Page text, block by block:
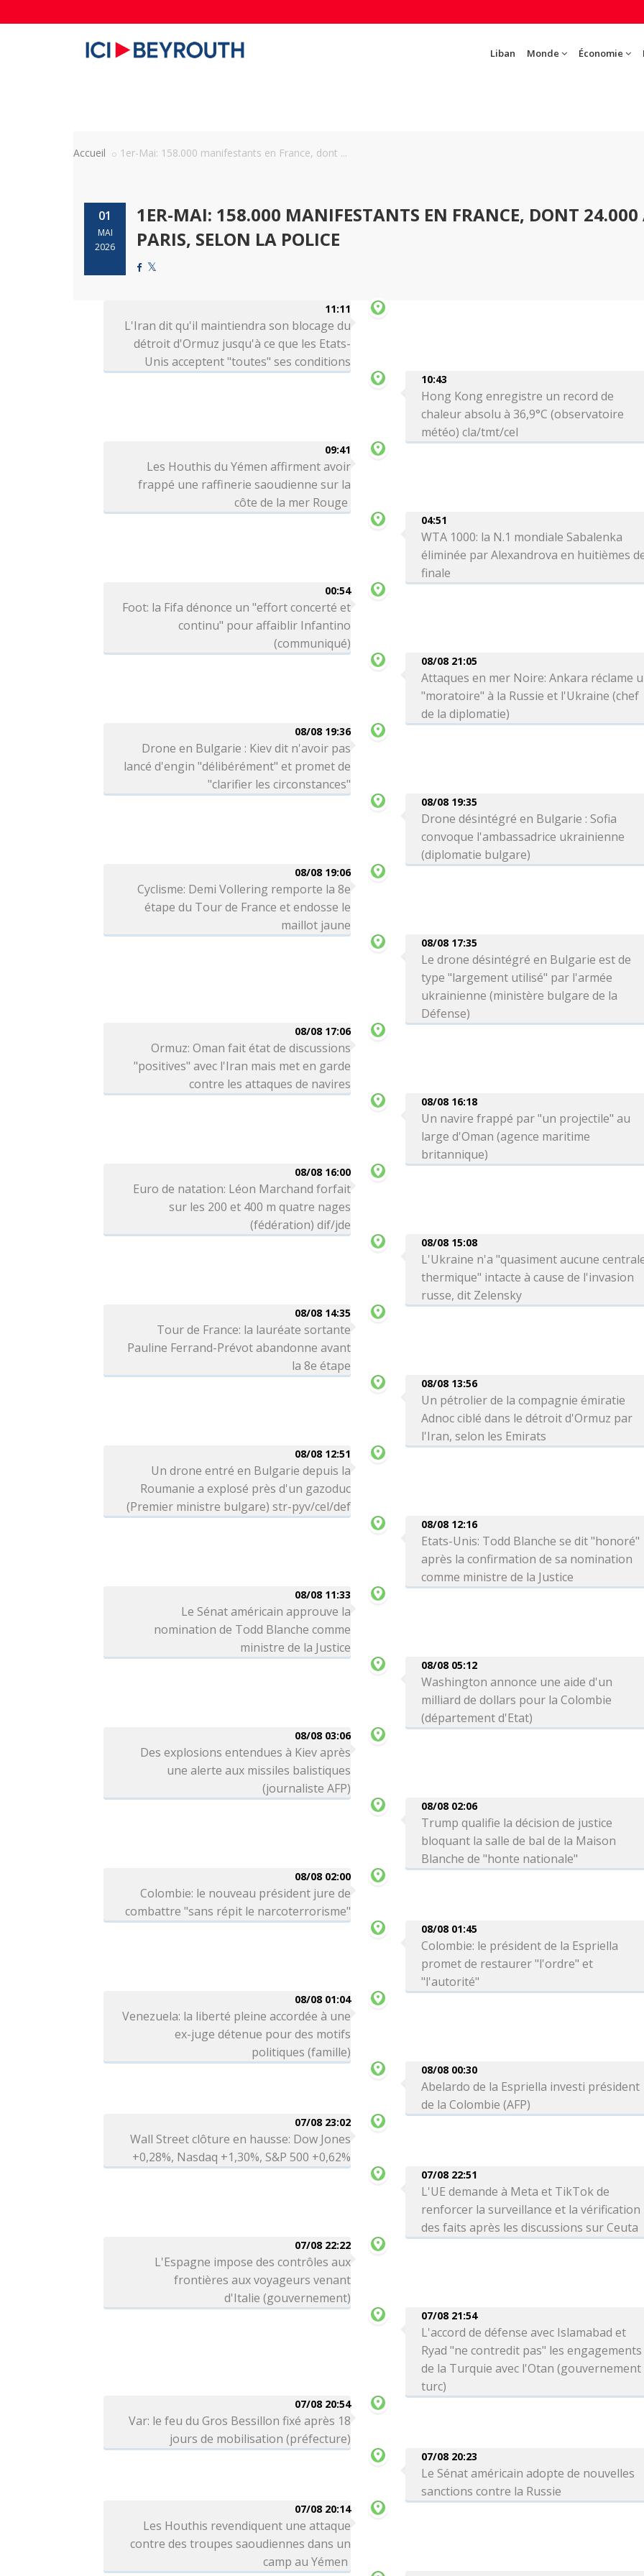
Liban Monde Économie
Accueil 1er-Mai: 158.000 manifestants en France, dont ...
01
MAI
2026
1ER-MAI: 158.000 MANIFESTANTS EN FRANCE, DONT 24.000
PARIS, SELON LA POLICE
11:11
L'Iran dit qu'il maintiendra son blocage du
détroit d'Ormuz jusqu'à ce que les Etats-
Unis acceptent "toutes" ses conditions
10:43
Hong Kong enregistre un record de
chaleur absolu à 36,9°C (observatoire
météo) cla/tmt/cel
09:41
Les Houthis du Yémen affirment avoir
frappé une raffinerie saoudienne sur la
côte de la mer Rouge
04:51
WTA 1000: la N.1 mondiale Sabalenka
éliminée par Alexandrova en huitièmes
finale
00:54
Foot: la Fifa dénonce un "effort concerté et
continu" pour affaiblir Infantino
(communiqué)
08/08 21:05
Attaques en mer Noire: Ankara réclame
"moratoire" à la Russie et l'Ukraine (chef
de la diplomatie)
08/08 19:36
Drone en Bulgarie : Kiev dit n'avoir pas
lancé d'engin "délibérément" et promet de
"clarifier les circonstances"
08/08 19:35
Drone désintégré en Bulgarie : Sofia
convoque l'ambassadrice ukrainienne
(diplomatie bulgare)
08/08 19:06
Cyclisme: Demi Vollering remporte la 8e
étape du Tour de France et endosse le
maillot jaune
08/08 17:35
Le drone désintégré en Bulgarie est de
type "largement utilisé" par l'armée
ukrainienne (ministère bulgare de la
Défense)
08/08 17:06
Ormuz: Oman fait état de discussions
"positives" avec l'Iran mais met en garde
contre les attaques de navires
08/08 16:18
Un navire frappé par "un projectile" au
large d'Oman (agence maritime
britannique)
08/08 16:00
Euro de natation: Léon Marchand forfait
sur les 200 et 400 m quatre nages
(fédération) dif/jde
08/08 15:08
L'Ukraine n'a "quasiment aucune
thermique" intacte à cause de l'invasion
russe, dit Zelensky
08/08 14:35
Tour de France: la lauréate sortante
Pauline Ferrand-Prévot abandonne avant
la 8e étape
08/08 13:56
Un pétrolier de la compagnie émiratie
Adnoc ciblé dans le détroit d'Ormuz par
l'Iran, selon les Emirats
08/08 12:51
Un drone entré en Bulgarie depuis la
Roumanie a explosé près d'un gazoduc
(Premier ministre bulgare) str-pyv/cel/def
08/08 12:16
Etats-Unis: Todd Blanche se dit "honoré"
après la confirmation de sa nomination
comme ministre de la Justice
08/08 11:33
Le Sénat américain approuve la
nomination de Todd Blanche comme
ministre de la Justice
08/08 05:12
Washington annonce une aide d'un
milliard de dollars pour la Colombie
(département d'Etat)
08/08 03:06
Des explosions entendues à Kiev après
une alerte aux missiles balistiques
(journaliste AFP)
08/08 02:06
Trump qualifie la décision de justice
bloquant la salle de bal de la Maison
Blanche de "honte nationale"
08/08 02:00
Colombie: le nouveau président jure de
combattre "sans répit le narcoterrorisme"
08/08 01:45
Colombie: le président de la Espriella
promet de restaurer "l'ordre" et
"l'autorité"
08/08 01:04
Venezuela: la liberté pleine accordée à une
ex-juge détenue pour des motifs
politiques (famille)
08/08 00:30
Abelardo de la Espriella investi président
de la Colombie (AFP)
07/08 23:02
Wall Street clôture en hausse: Dow Jones
+0,28%, Nasdaq +1,30%, S&P 500 +0,62%
07/08 22:51
L'UE demande à Meta et TikTok de
renforcer la surveillance et la vérification
des faits après les discussions sur Ceuta
07/08 22:22
L'Espagne impose des contrôles aux
frontières aux voyageurs venant
d'Italie (gouvernement)
07/08 21:54
L'accord de défense avec Islamabad et
Ryad "ne contredit pas" les engagements
de la Turquie avec l'Otan (gouvernement
turc)
07/08 20:54
Var: le feu du Gros Bessillon fixé après 18
jours de mobilisation (préfecture)
07/08 20:23
Le Sénat américain adopte de nouvelles
sanctions contre la Russie
07/08 20:14
Les Houthis revendiquent une attaque
contre des troupes saoudiennes dans un
camp au Yémen